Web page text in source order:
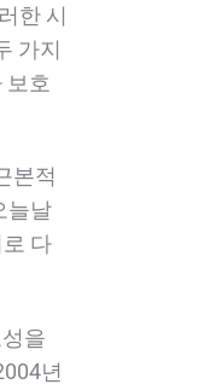
한 시
가지
보호
본적
늘날
다
을
년